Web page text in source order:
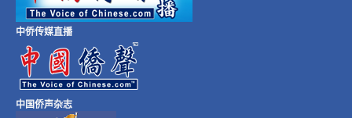
中侨传媒直播
中国侨声杂志